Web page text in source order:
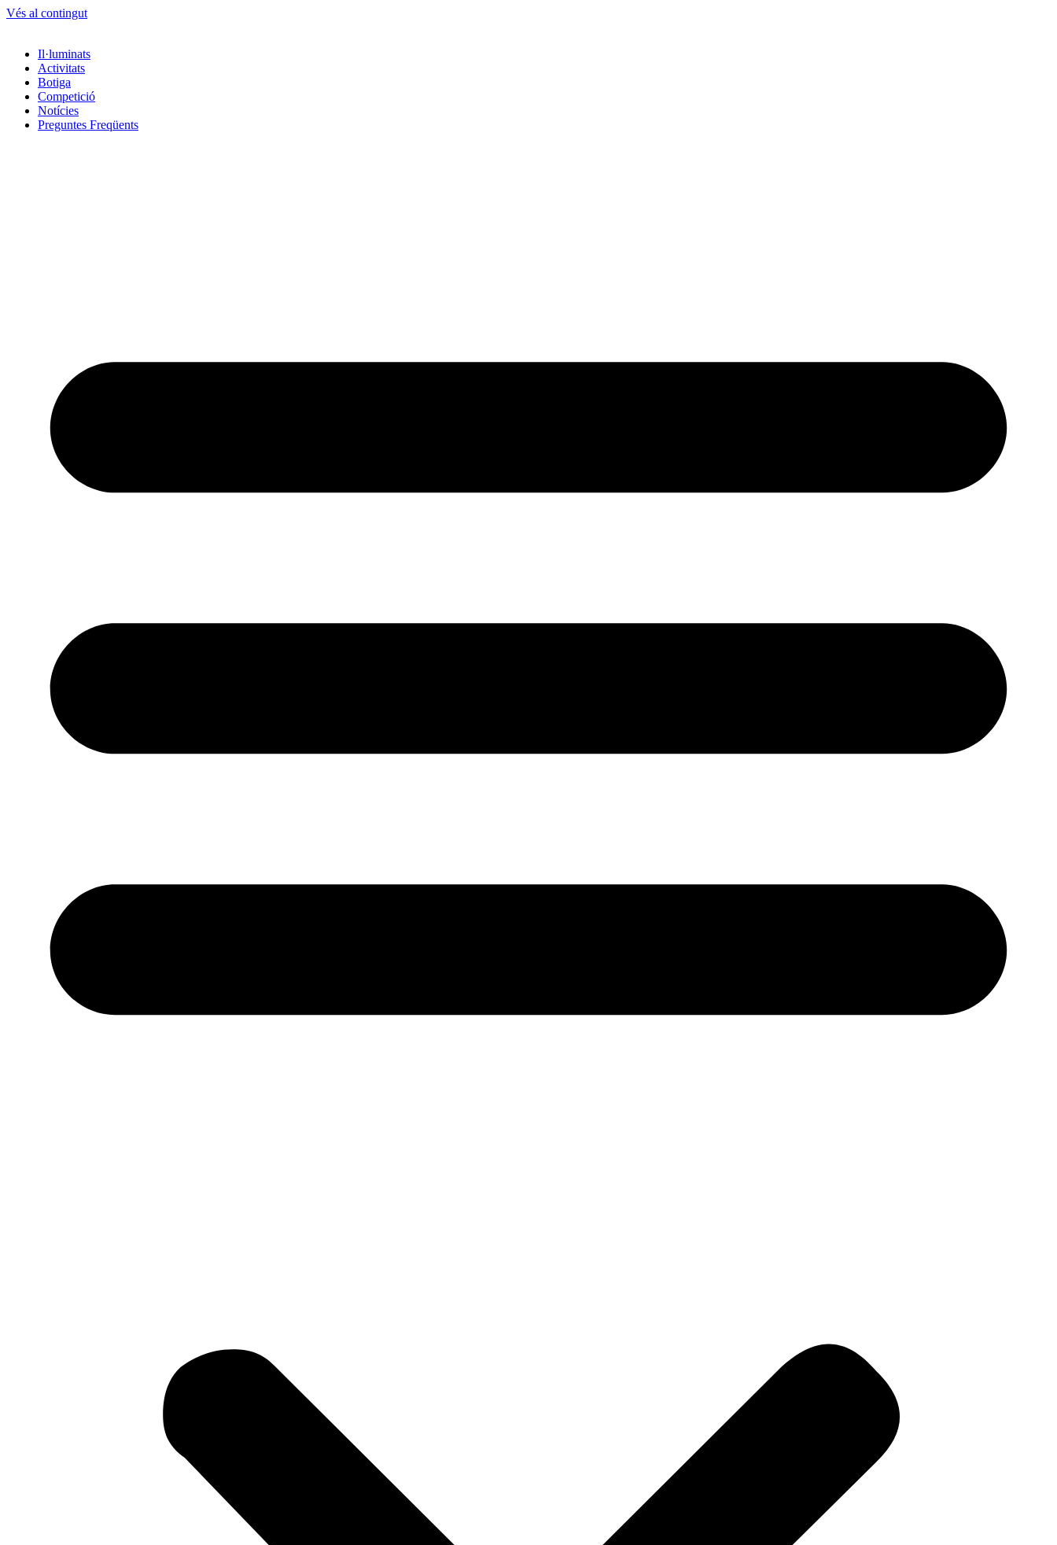
Vés al contingut
Il·luminats
Activitats
Botiga
Competició
Notícies
Preguntes Freqüents